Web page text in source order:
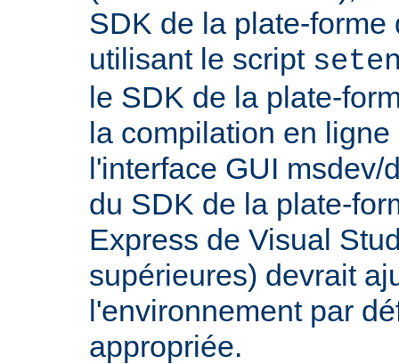
SDK de la plate-forme
utilisant le script
le SDK de la plate-
la compilation en
l'interface GUI msdev/
du SDK de la plate-
Express de Visual
supérieures) devrait
l'environnement par
appropriée.